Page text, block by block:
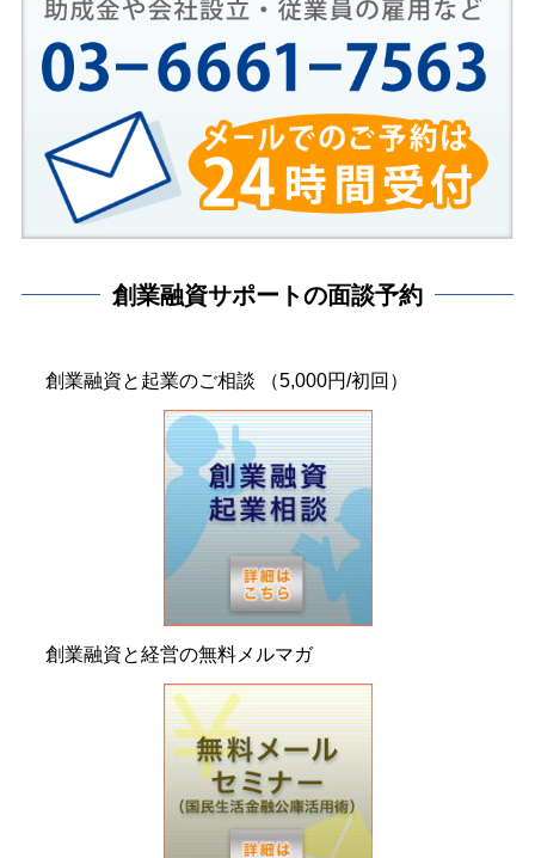
創業融資サポートの面談予約
創業融資と起業のご相談 （5,000円/初回）
創業融資と経営の無料メルマガ